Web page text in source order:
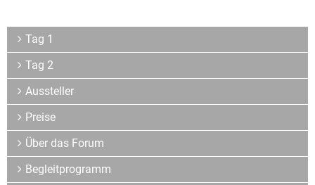
Expertenwissen & Normen
Archiv
Über uns
Tag 1
Tag 2
Aussteller
Preise
Über das Forum
Begleitprogramm